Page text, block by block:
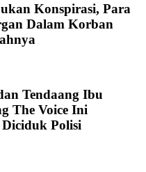
Konspirasi, Para
Dalam Korban
Tendaang Ibu
The Voice Ini
Polisi